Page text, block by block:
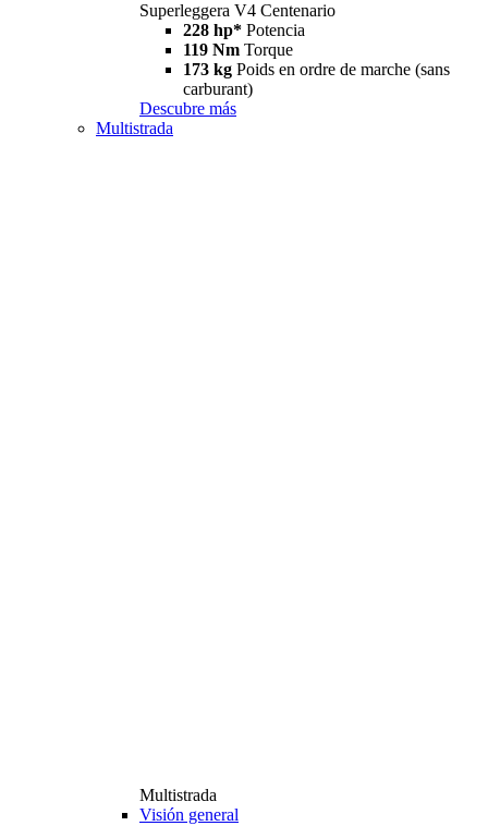
Superleggera V4 Centenario
228 hp* Potencia
119 Nm Torque
173 kg Poids en ordre de marche (sans
carburant)
Descubre más
Multistrada
Multistrada
Visión general